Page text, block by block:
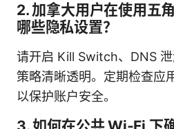
2. 加拿大用户在使用五
哪些隐私设置？
请开启 Kill Switch、DNS
策略清晰透明。定期检查应
以保护账户安全。